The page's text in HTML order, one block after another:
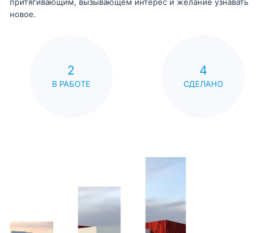
притягивающим, вызывающем интерес и желание узнавать
новое.
2
В РАБОТЕ
4
СДЕЛАНО